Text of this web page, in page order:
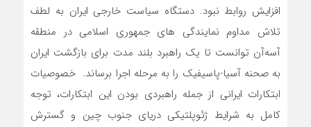
افزایش روابط نبود. دستگاه سیاست خارجی ایران به لطف
تلاش مداوم نمایندگی های جمهوری اسلامی در منطقه
آسه‌آن توانست تا یک راهبرد بلند مدت برای بازگشت ایران
به صحنه آسیا-پاسیفیک را به مرحله اجرا برساند. خصوصیات
ابتکارات ایرانی از جمله راهبردی بودن این ابتکارات، توجه
کامل به شرایط ژئوپلتیکی دریای جنوب چین و گسترش